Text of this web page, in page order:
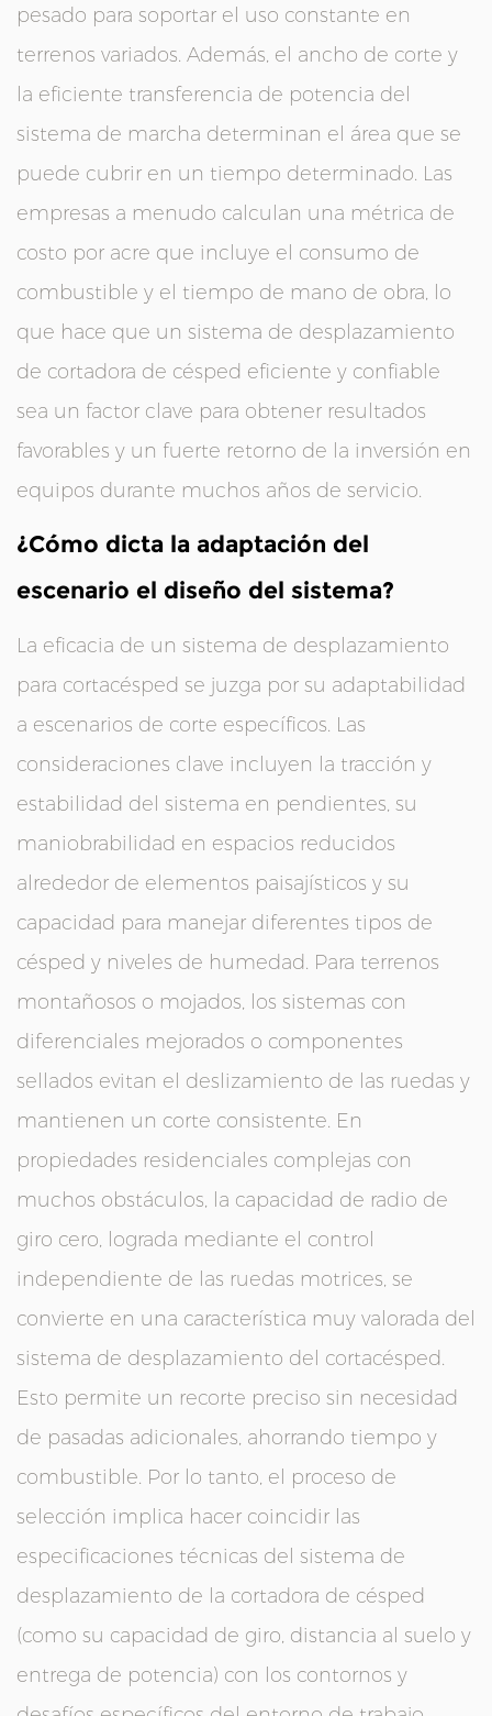
pesado para soportar el uso constante en
terrenos variados. Además, el ancho de corte y
la eficiente transferencia de potencia del
sistema de marcha determinan el área que se
puede cubrir en un tiempo determinado. Las
empresas a menudo calculan una métrica de
costo por acre que incluye el consumo de
combustible y el tiempo de mano de obra, lo
que hace que un sistema de desplazamiento
de cortadora de césped eficiente y confiable
sea un factor clave para obtener resultados
favorables y un fuerte retorno de la inversión en
equipos durante muchos años de servicio.
¿Cómo dicta la adaptación del
escenario el diseño del sistema?
La eficacia de un sistema de desplazamiento
para cortacésped se juzga por su adaptabilidad
a escenarios de corte específicos. Las
consideraciones clave incluyen la tracción y
estabilidad del sistema en pendientes, su
maniobrabilidad en espacios reducidos
alrededor de elementos paisajísticos y su
capacidad para manejar diferentes tipos de
césped y niveles de humedad. Para terrenos
montañosos o mojados, los sistemas con
diferenciales mejorados o componentes
sellados evitan el deslizamiento de las ruedas y
mantienen un corte consistente. En
propiedades residenciales complejas con
muchos obstáculos, la capacidad de radio de
giro cero, lograda mediante el control
independiente de las ruedas motrices, se
convierte en una característica muy valorada del
sistema de desplazamiento del cortacésped.
Esto permite un recorte preciso sin necesidad
de pasadas adicionales, ahorrando tiempo y
combustible. Por lo tanto, el proceso de
selección implica hacer coincidir las
especificaciones técnicas del sistema de
desplazamiento de la cortadora de césped
(como su capacidad de giro, distancia al suelo y
entrega de potencia) con los contornos y